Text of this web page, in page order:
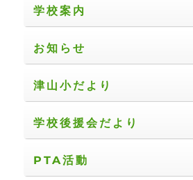
ン
学校案内
お知らせ
津山小だより
学校後援会だより
PTA活動